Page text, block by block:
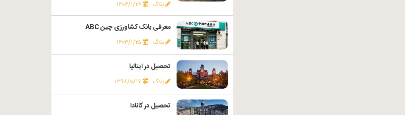
بلاگ ۱۴۰۳/۱/۲۶
معرفی بانک کشاورزی چین ABC
بلاگ ۱۴۰۳/۱/۲۵
تحصیل در ایتالیا
بلاگ ۱۳۹۸/۵/۱۷
تحصیل در کانادا